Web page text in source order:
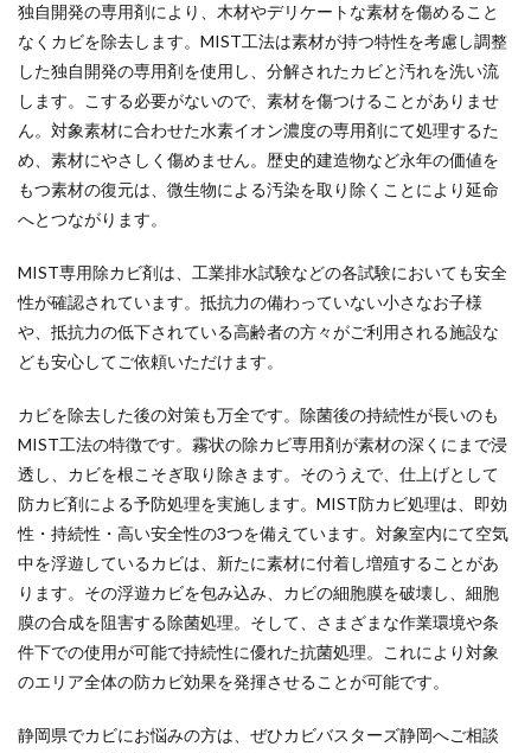
独自開発の専用剤により、木材やデリケートな素材を傷めること
なくカビを除去します。MIST工法は素材が持つ特性を考慮し調整
した独自開発の専用剤を使用し、分解されたカビと汚れを洗い流
します。こする必要がないので、素材を傷つけることがありませ
ん。対象素材に合わせた水素イオン濃度の専用剤にて処理するた
め、素材にやさしく傷めません。歴史的建造物など永年の価値を
もつ素材の復元は、微生物による汚染を取り除くことにより延命
へとつながります。
MIST専用除カビ剤は、工業排水試験などの各試験においても安全
性が確認されています。抵抗力の備わっていない小さなお子様
や、抵抗力の低下されている高齢者の方々がご利用される施設な
ども安心してご依頼いただけます。
カビを除去した後の対策も万全です。除菌後の持続性が長いのも
MIST工法の特徴です。霧状の除カビ専用剤が素材の深くにまで浸
透し、カビを根こそぎ取り除きます。そのうえで、仕上げとして
防カビ剤による予防処理を実施します。MIST防カビ処理は、即効
性・持続性・高い安全性の3つを備えています。対象室内にて空気
中を浮遊しているカビは、新たに素材に付着し増殖することがあ
ります。その浮遊カビを包み込み、カビの細胞膜を破壊し、細胞
膜の合成を阻害する除菌処理。そして、さまざまな作業環境や条
件下での使用が可能で持続性に優れた抗菌処理。これにより対象
のエリア全体の防カビ効果を発揮させることが可能です。
静岡県でカビにお悩みの方は、ぜひカビバスターズ静岡へご相談